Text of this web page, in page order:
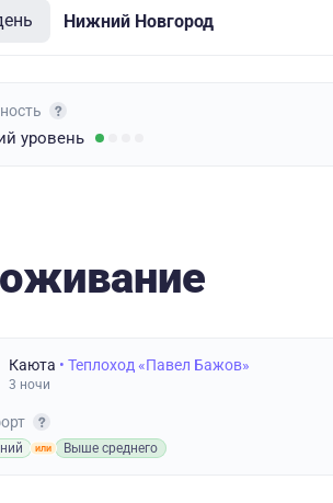
Нижний Новгород
уровень
Каюта • Теплоход «Павел Бажов»
3 ночи
Выше среднего